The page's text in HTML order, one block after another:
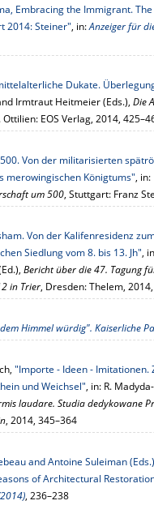
Embracing the Immigrant.
2014: Steiner", in:Anzeiger für
Dukate.
Irmtraut Heitmeier (Eds.), Die
Ottilien: EOS Verlag, 2014,
Von der militarisierten
Königtums", in:
um 500, Stuttgart: Franz
Von der Kalifenresidenz
Siedlung vom 8. bis 13. Jh",
Bericht über die 47. Tagung
in Trier, Dresden: Thelem,
Himmel würdig". Kaiserliche
"Importe - Ideen -
und Weichsel", in: R.
laudare. Studia dedykowane
, 2014, 345–364
and Antoine Suleiman
of Architectural
, 236–238